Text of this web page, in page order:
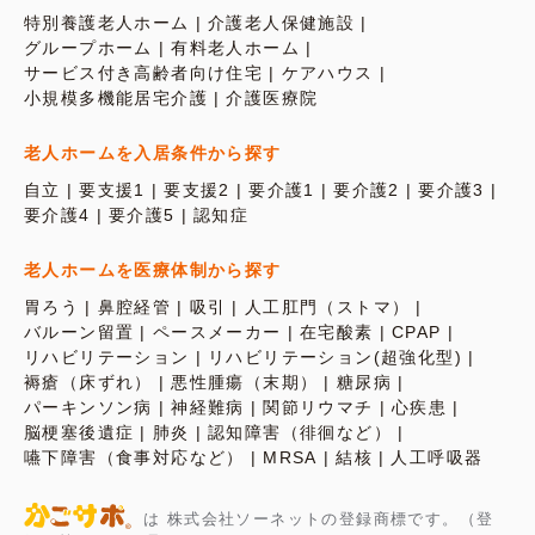
特別養護老人ホーム
介護老人保健施設
グループホーム
有料老人ホーム
サービス付き高齢者向け住宅
ケアハウス
小規模多機能居宅介護
介護医療院
老人ホームを入居条件から探す
自立
要支援1 要支援2 要介護1 要介護2
要介護3
要介護4
要介護5 認知症
老人ホームを医療体制から探す
胃ろう
鼻腔経管 吸引
人工肛門（ストマ）
バルーン留置
ペースメーカー 在宅酸素
CPAP
リハビリテーション
リハビリテーション(超強化型)
褥瘡（床ずれ）
悪性腫瘍（末期）
糖尿病
パーキンソン病
神経難病 関節リウマチ
心疾患
脳梗塞後遺症
肺炎
認知障害（徘徊など）
嚥下障害（食事対応など）
MRSA 結核 人工呼吸器
は 株式会社ソーネットの登録商標です。（登